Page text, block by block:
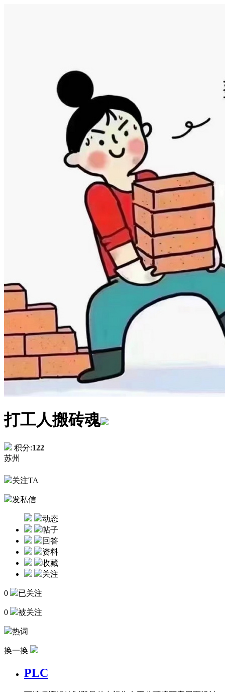
打工人搬砖魂
积分:122
苏州
关注TA
发私信
动态
帖子
回答
资料
收藏
关注
0 已关注
0 被关注
热词
换一换
PLC